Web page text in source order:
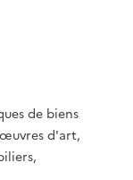
de biens
d'art,